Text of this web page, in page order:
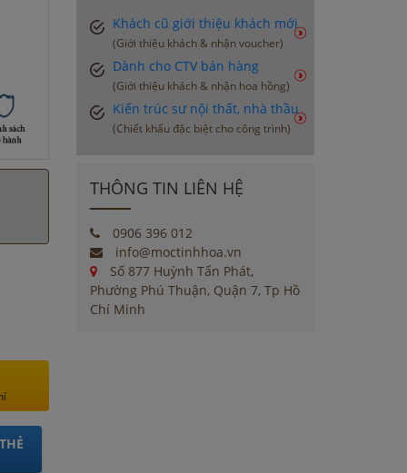
Khách cũ giới thiệu khách mới
(Giới thiệu khách & nhận voucher)
Dành cho CTV bán hàng
(Giới thiệu khách & nhận hoa hồng)
Kiến trúc sư nội thất, nhà thầu
(Chiết khấu đặc biệt cho công trình)
THÔNG TIN LIÊN HỆ
0906 396 012
info@moctinhhoa.vn
Số 877 Huỳnh Tấn Phát,
Phường Phú Thuận, Quận 7, Tp Hồ
Chí Minh